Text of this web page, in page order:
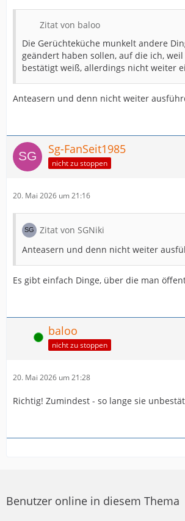
Zitat von baloo
Die Gerüchteküche munkelt andere
geändert haben sollen, auf die ich,
bestätigt weiß, allerdings nicht weiter
Anteasern und denn nicht weiter
Sg-FanSeit1985
nicht zu stoppen
20. Mai 2026 um 21:16
Zitat von SGNiki
Anteasern und denn nicht weiter
Es gibt einfach Dinge, über die man
Online baloo
nicht zu stoppen
20. Mai 2026 um 21:28
Richtig! Zumindest - so lange sie
Benutzer online in diesem Thema